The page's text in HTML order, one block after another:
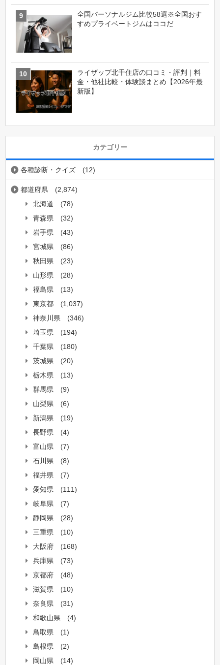
全国パーソナルジム比較58選※全国おす
すめプライベートジムはココだ
ライザップ北千住店の口コミ・評判｜料
金・他社比較・体験談まとめ【2026年最
新版】
カテゴリー
各種診断・クイズ (12)
都道府県
(2,874)
北海道
(78)
青森県
(32)
岩手県
(43)
宮城県
(86)
秋田県
(23)
山形県
(28)
福島県
(13)
東京都
(1,037)
神奈川県
(346)
埼玉県
(194)
千葉県
(180)
茨城県
(20)
栃木県
(13)
群馬県
(9)
山梨県
(6)
新潟県
(19)
長野県
(4)
富山県
(7)
石川県
(8)
福井県
(7)
愛知県
(111)
岐阜県
(7)
静岡県
(28)
三重県
(10)
大阪府
(168)
兵庫県
(73)
京都府
(48)
滋賀県
(10)
奈良県
(31)
和歌山県
(4)
鳥取県
(1)
島根県
(2)
岡山県
(14)